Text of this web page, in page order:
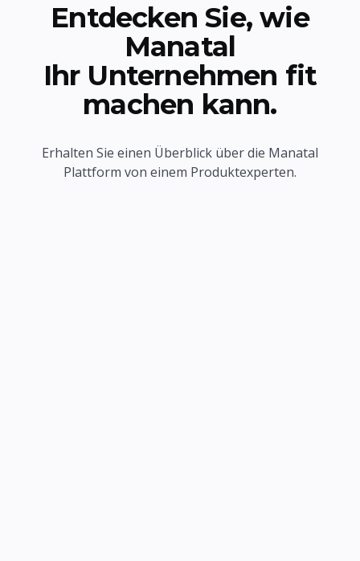
Entdecken Sie, wie
Manatal
Ihr Unternehmen fit
machen kann.
Erhalten Sie einen Überblick über die Manatal
Plattform von einem Produktexperten.